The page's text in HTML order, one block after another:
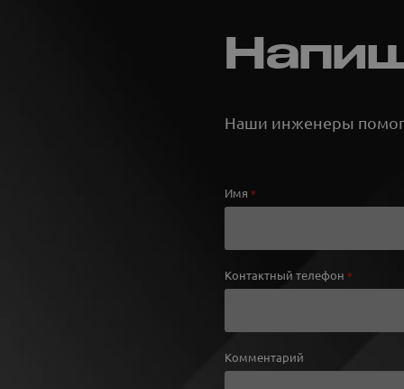
Наши инженеры
Имя*
Контактный телефон*
Комментарий